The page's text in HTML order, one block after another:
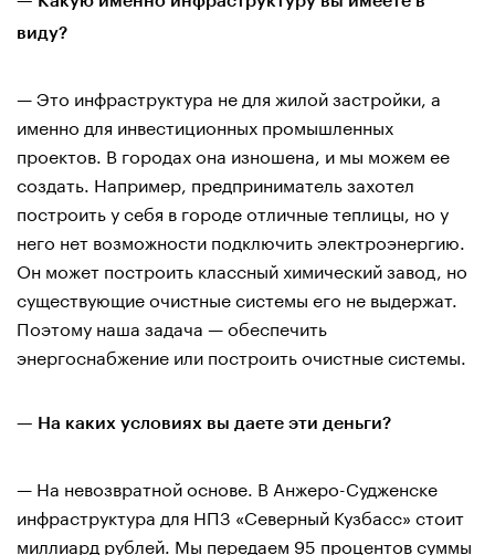
виду?
— Это инфраструктура не для жилой застройки, а
именно для инвестиционных промышленных
проектов. В городах она изношена, и мы можем ее
создать. Например, предприниматель захотел
построить у себя в городе отличные теплицы, но у
него нет возможности подключить электроэнергию.
Он может построить классный химический завод, но
существующие очистные системы его не выдержат.
Поэтому наша задача — обеспечить
энергоснабжение или построить очистные системы.
— На каких условиях вы даете эти деньги?
— На невозвратной основе. В Анжеро-Судженске
инфраструктура для НПЗ «Северный Кузбасс» стоит
миллиард рублей. Мы передаем 95 процентов суммы